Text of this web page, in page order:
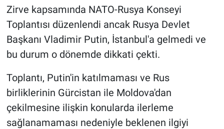
Zirve kapsamında NATO-Rusya Konseyi
Toplantısı düzenlendi ancak Rusya Devlet
Başkanı Vladimir Putin, İstanbul'a gelmedi ve
bu durum o dönemde dikkati çekti.
Toplantı, Putin'in katılmaması ve Rus
birliklerinin Gürcistan ile Moldova'dan
çekilmesine ilişkin konularda ilerleme
sağlanamaması nedeniyle beklenen ilgiyi